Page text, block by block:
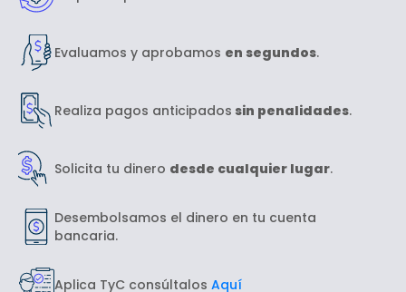
Evaluamos y aprobamos en segundos.
Realiza pagos anticipados sin penalidades.
Solicita tu dinero desde cualquier lugar.
Desembolsamos el dinero en tu cuenta
bancaria.
Aplica TyC consúltalos Aquí